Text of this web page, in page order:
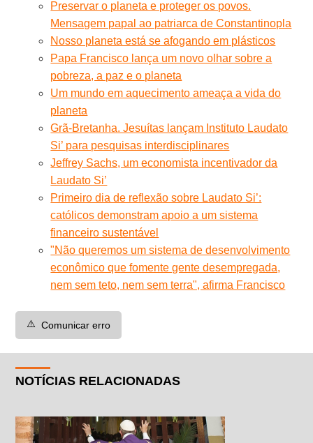
Preservar o planeta e proteger os povos.
Mensagem papal ao patriarca de Constantinopla
Nosso planeta está se afogando em plásticos
Papa Francisco lança um novo olhar sobre a
pobreza, a paz e o planeta
Um mundo em aquecimento ameaça a vida do
planeta
Grã-Bretanha. Jesuítas lançam Instituto Laudato
Si’ para pesquisas interdisciplinares
Jeffrey Sachs, um economista incentivador da
Laudato Si’
Primeiro dia de reflexão sobre Laudato Si’:
católicos demonstram apoio a um sistema
financeiro sustentável
"Não queremos um sistema de desenvolvimento
econômico que fomente gente desempregada,
nem sem teto, nem sem terra", afirma Francisco
⚠️ Comunicar erro
NOTÍCIAS RELACIONADAS